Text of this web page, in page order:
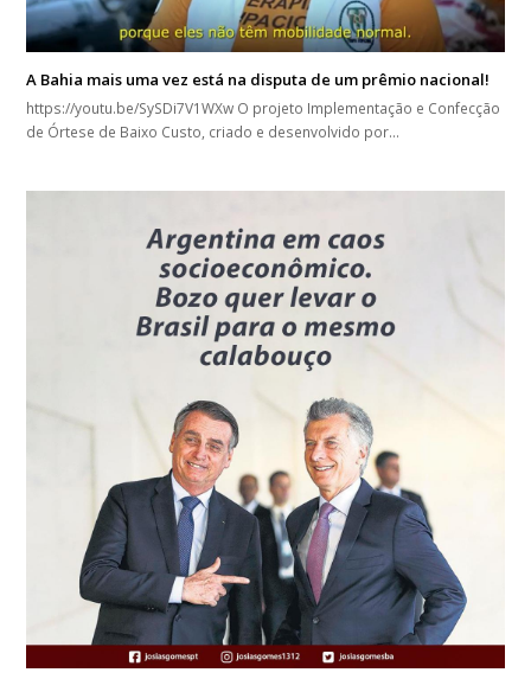
A Bahia mais uma vez está na disputa de um prêmio nacional!
https://youtu.be/SySDi7V1WXw O projeto Implementação e Confecção
de Órtese de Baixo Custo, criado e desenvolvido por…